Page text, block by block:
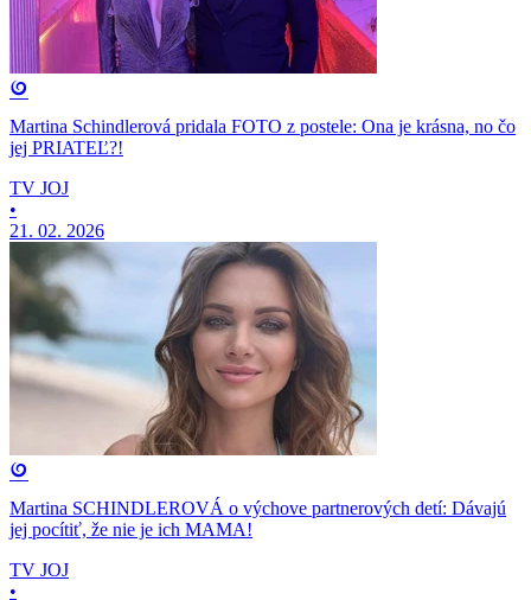
Martina Schindlerová pridala FOTO z postele: Ona je krásna, no čo
jej PRIATEĽ?!
TV JOJ
•
21. 02. 2026
Martina SCHINDLEROVÁ o výchove partnerových detí: Dávajú
jej pocítiť, že nie je ich MAMA!
TV JOJ
•